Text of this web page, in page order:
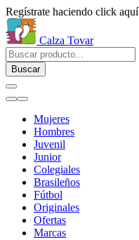
Regístrate haciendo click aquí
Calza Tovar
Buscar
Mujeres
Hombres
Juvenil
Junior
Colegiales
Brasileños
Fútbol
Originales
Ofertas
Marcas